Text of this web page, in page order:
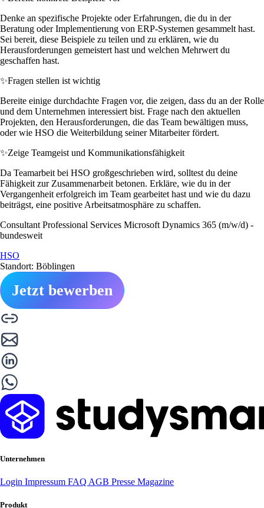
Denke an spezifische Projekte oder Erfahrungen, die du in der
Beratung oder Implementierung von ERP-Systemen gesammelt hast.
Sei bereit, diese Beispiele zu teilen und zu erklären, wie du
Herausforderungen gemeistert hast und welchen Mehrwert du
geschaffen hast.
✨Fragen stellen ist wichtig
Bereite einige durchdachte Fragen vor, die zeigen, dass du an der Rolle
und dem Unternehmen interessiert bist. Frage nach den aktuellen
Projekten, den Herausforderungen, die das Team bewältigen muss,
oder wie HSO die Weiterbildung seiner Mitarbeiter fördert.
✨Zeige Teamgeist und Kommunikationsfähigkeit
Da Teamarbeit bei HSO großgeschrieben wird, solltest du deine
Fähigkeit zur Zusammenarbeit betonen. Erkläre, wie du in der
Vergangenheit erfolgreich im Team gearbeitet hast und wie du dazu
beiträgst, eine positive Arbeitsatmosphäre zu schaffen.
Consultant Professional Services Microsoft Dynamics 365 (m/w/d) -
bundesweit
HSO
Standort: Böblingen
Jetzt bewerben
Unternehmen
Login Impressum FAQ AGB Presse Magazine
Produkt